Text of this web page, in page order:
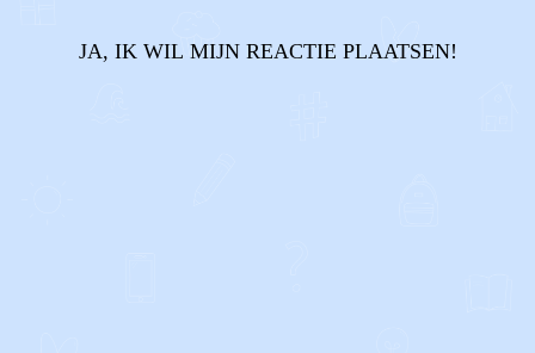
JA, IK WIL MIJN REACTIE PLAATSEN!